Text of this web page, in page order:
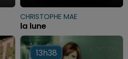
CHRISTOPHE MAE
la lune
13h38
13h38